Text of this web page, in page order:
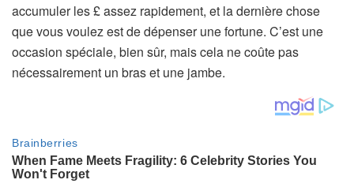
accumuler les £ assez rapidement, et la dernière chose
que vous voulez est de dépenser une fortune. C’est une
occasion spéciale, bien sûr, mais cela ne coûte pas
nécessairement un bras et une jambe.